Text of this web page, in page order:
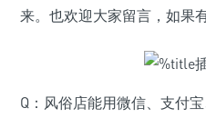
来。也欢迎大家留言，如果
Q：风俗店能用微信、支付